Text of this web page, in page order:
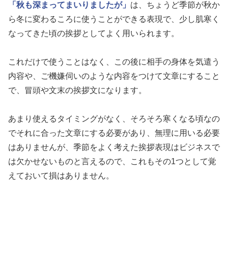
「秋も深まってまいりましたが」 は、ちょうど季節が秋か
ら冬に変わるころに使うことができる表現で、少し肌寒く
なってきた頃の挨拶としてよく用いられます。
これだけで使うことはなく、この後に相手の身体を気遣う
内容や、ご機嫌伺いのような内容をつけて文章にすること
で、冒頭や文末の挨拶文になります。
あまり使えるタイミングがなく、そろそろ寒くなる頃なの
でそれに合った文章にする必要があり、無理に用いる必要
はありませんが、季節をよく考えた挨拶表現はビジネスで
は欠かせないものと言えるので、これもその1つとして覚
えておいて損はありません。